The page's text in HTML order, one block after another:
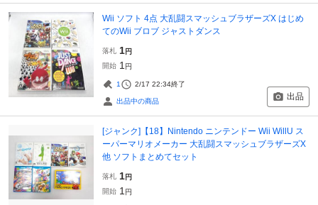
Wii ソフト 4点 大乱闘スマッシュブラザーズX はじめ
てのWii ブロブ ジャストダンス
落札 1円
開始 1 円
1 2/17 22:34終了
出品中の商品 出品
[ジャンク]【18】Nintendo ニンテンドー Wii WillU ス
ーパーマリオメーカー 大乱闘スマッシュブラザーズX
他 ソフトまとめてセット
落札 1円
開始 1 円